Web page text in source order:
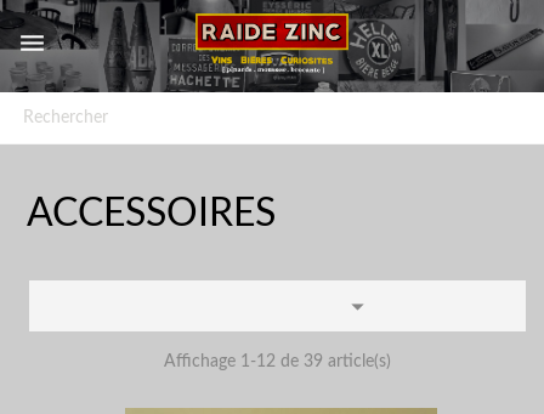

ACCESSOIRES

Affichage 1-12 de 39 article(s)